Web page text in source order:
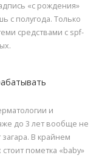
«с рождения»
с полугода. Только
средствами с spf-
и
до 3 лет вообще не
В крайнем
пометка «baby»